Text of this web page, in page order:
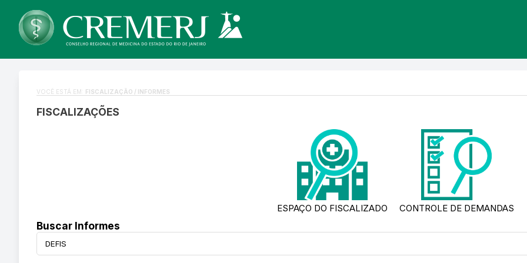
VOCÊ ESTÁ EM: FISCALIZAÇÃO / INFORMES
FISCALIZAÇÕES
ESPAÇO DO FISCALIZADO CONTROLE DE DEMANDAS
Buscar Informes